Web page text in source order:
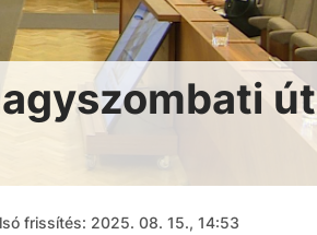
út
frissítés: 2025. 08. 15., 14:53